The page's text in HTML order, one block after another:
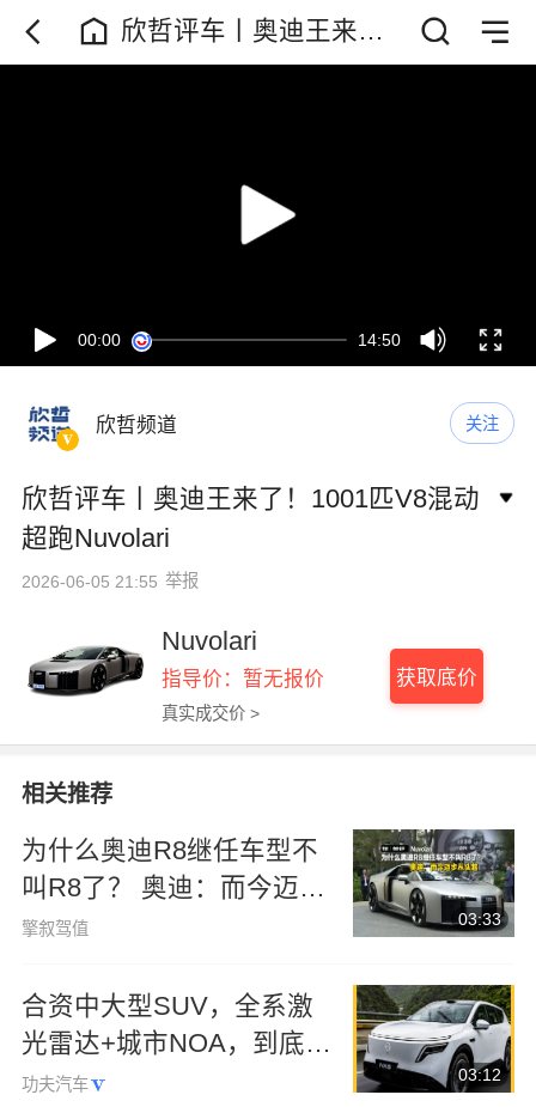
欣哲评车丨奥迪王来
了！1001匹V8混动超跑
00:00 14:50
欣哲频道 关注
欣哲评车丨奥迪王来了！1001匹V8混动
超跑Nuvolari
2026-06-05 21:55 举报
Nuvolari
指导价：暂无报价
真实成交价 >
获取底价
相关推荐
为什么奥迪R8继任车型不
叫R8了？ 奥迪：而今迈步
从头越
擎叙驾值
03:33
合资中大型SUV，全系激
光雷达+城市NOA，到底能
不能买？
功夫汽车
03:12